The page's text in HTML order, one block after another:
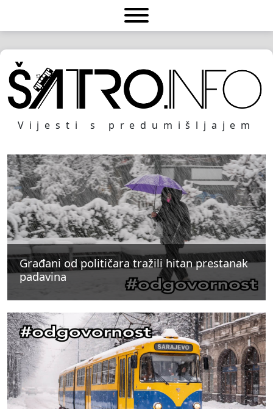
Vijesti s predumišljajem
Građani od političara tražili hitan prestanak
padavina
Građani od političara tražili hitan prestanak
padavina
Građani od političara tražili hitan prestanak
padavina